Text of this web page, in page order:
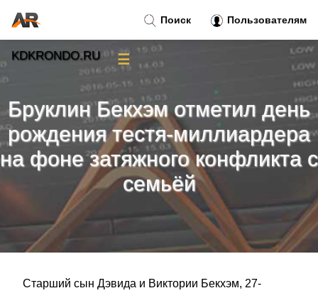
Бруклин Бекхэм отметил день
рождения тестя-миллиардера
на фоне затяжного конфликта с
семьёй
Старший сын Дэвида и Виктории Бекхэм, 27-
Поиск Пользователям
KDKRONDO.RU ☰
Тренды новостей»
Рубрики»
Правила»
Контакт